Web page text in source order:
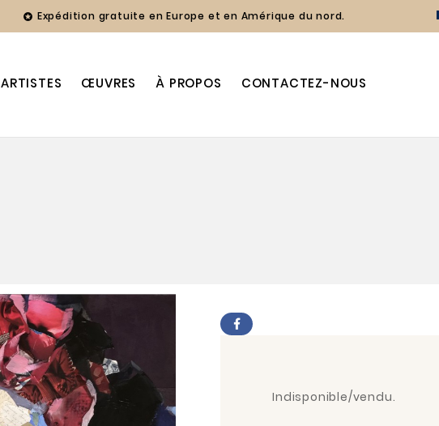
 Expédition gratuite en Europe et en Amérique du nord.
ARTISTES ŒUVRES À PROPOS CONTACTEZ-NOUS
Indisponible/vendu.